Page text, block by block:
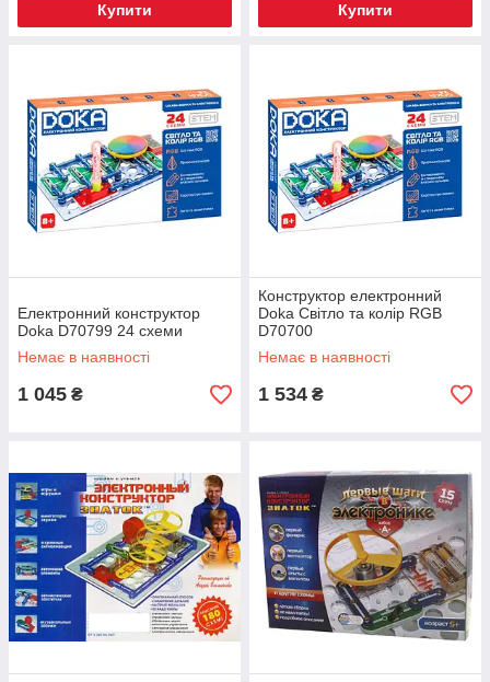
Купити Купити
Електронний конструктор
Doka D70799 24 схеми
Немає в наявності
1 045 ₴
Конструктор електронний
Doka Світло та колір RGB
D70700
Немає в наявності
1 534 ₴